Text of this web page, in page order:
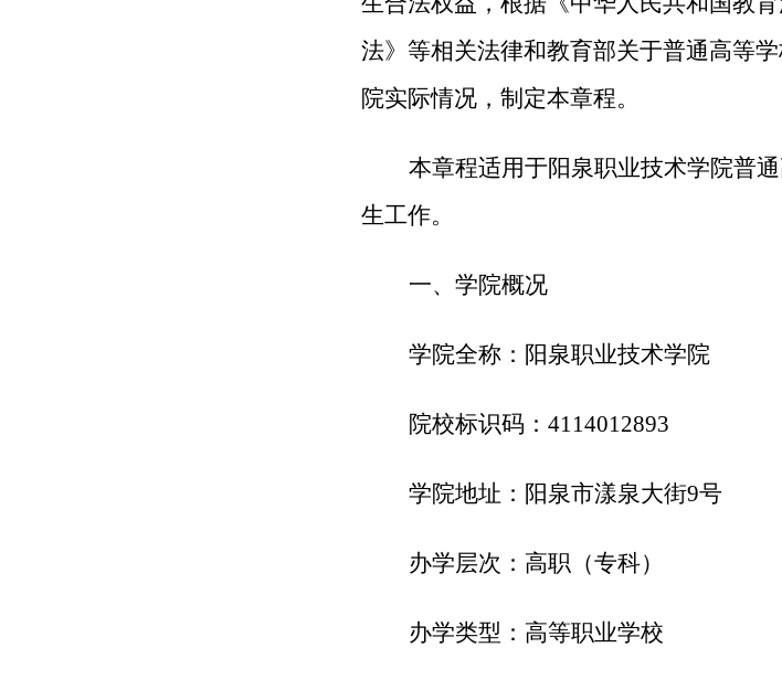
法》等相关法律和教育部关于普通高等
院实际情况，制定本章程。
本章程适用于阳泉职业技术学院普
生工作。
一、学院概况
学院全称：阳泉职业技术学院
院校标识码： 4114012893
学院地址：阳泉市漾泉大街9号
办学层次：高职 （专科）
办学类型：高等职业学校